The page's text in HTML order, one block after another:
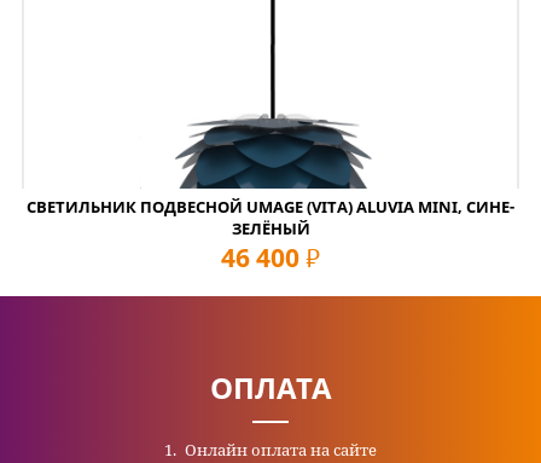
СВЕТИЛЬНИК ПОДВЕСНОЙ UMAGE (VITA) ALUVIA MINI, СИНЕ-
ЗЕЛЁНЫЙ
46 400 руб
ОПЛАТА
Онлайн оплата на сайте